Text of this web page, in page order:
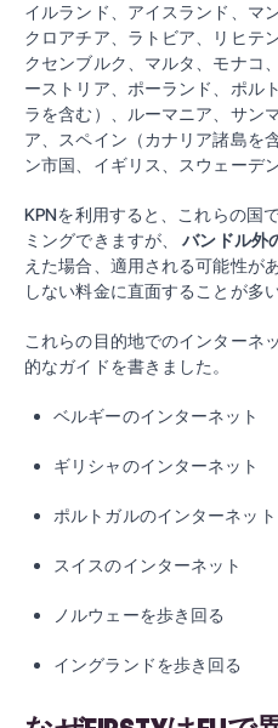
イルランド、アイスランド、マ
クロアチア、ラトビア、リヒテ
クセンブルク、マルタ、モナコ
ーストリア、ポーランド、ポル
ラを含む）、ルーマニア、サン
ア、スペイン（カナリア諸島を
ン市国、イギリス、スウェーデ
KPNを利用すると、これらの国
ミングできますが、バンドル外
えた場合、適用される可能性が
しない料金に直面することが多
これらの目的地でのインターネ
的なガイドを書きました。
ベルギーのインターネット
ギリシャのインターネット
ポルトガルのインターネット
スイスのインターネット
ノルウェーを歩き回る
イングランドを歩き回る